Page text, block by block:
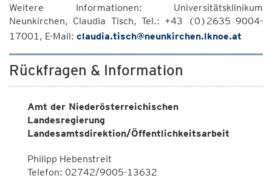
Weitere Informationen: Universitätsklinikum
Neunkirchen, Claudia Tisch, Tel.: +43 (0)2635 9004-
17001, E-Mail: claudia.tisch@neunkirchen.lknoe.at
Rückfragen & Information
Amt der Niederösterreichischen
Landesregierung
Landesamtsdirektion/Öffentlichkeitsarbeit
Philipp Hebenstreit
Telefon: 02742/9005-13632